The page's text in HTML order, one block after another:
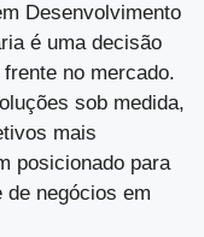
Desenvolvimento
é uma decisão
no mercado.
sob medida,
mais
posicionado para
de negócios em